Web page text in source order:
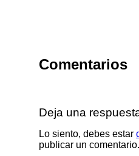
Comentarios
Deja una
Lo siento, debes estar
publicar un comentario.